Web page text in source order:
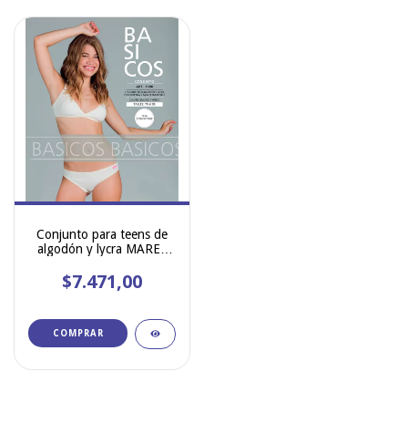
Conjunto para teens de
algodón y lycra MAREY
$7.471,00
COMPRAR